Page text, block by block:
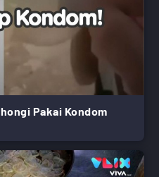
Pakai Kondom